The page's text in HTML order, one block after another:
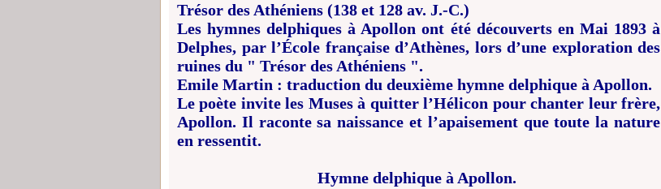
Trésor des Athéniens (138 et 128 av. J.-C.)
Les hymnes delphiques à Apollon ont été découverts en Mai 1893 à
Delphes, par l’École française d’Athènes, lors d’une exploration des
ruines du " Trésor des Athéniens ".
Emile Martin : traduction du deuxième hymne delphique à Apollon.
Le poète invite les Muses à quitter l’Hélicon pour chanter leur frère,
Apollon. Il raconte sa naissance et l’apaisement que toute la nature
en ressentit.
Hymne delphique à Apollon.